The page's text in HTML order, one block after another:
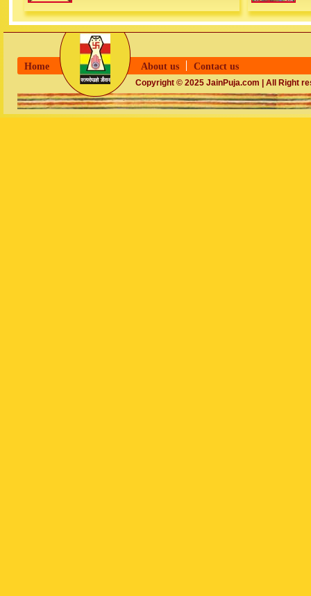
Home About us Contact us
Copyright © 2025 JainPuja.com | All Right